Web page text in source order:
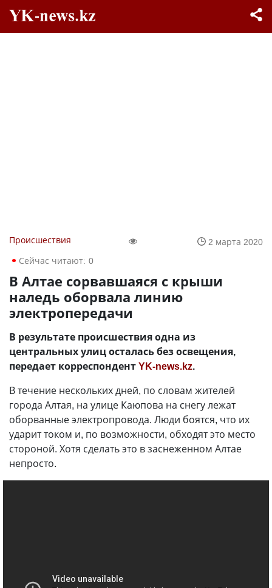
Происшествия
2 марта 2020
Сейчас читают: 0
В Алтае сорвавшаяся с крыши
наледь оборвала линию
электропередачи
В результате происшествия одна из
центральных улиц осталась без освещения,
передает корреспондентYK-news.kz.
В течение нескольких дней, по словам жителей
города Алтая, на улице Каюпова на снегу лежат
оборванные электропровода. Люди боятся, что их
ударит током и, по возможности, обходят это место
стороной. Хотя сделать это в заснеженном Алтае
непросто.